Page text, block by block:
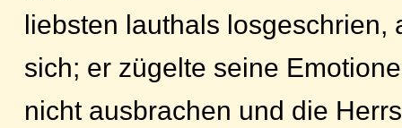
liebsten lauthals losgeschrien,
sich; er zügelte seine
nicht ausbrachen und die